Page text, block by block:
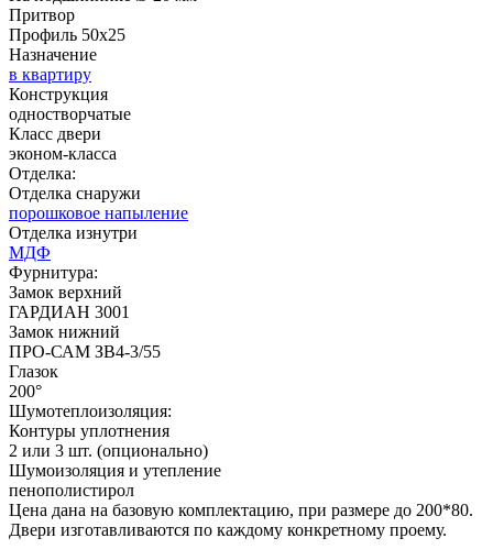
Д-36 С
Рисунок 15
C51
C53
C55 C56
Притвор
Профиль 50х25
Назначение
в квартиру
Конструкция
одностворчатые
Класс двери
эконом-класса
Отделка:
Отделка снаружи
порошковое напыление
Отделка изнутри
МДФ
Фурнитура:
Замок верхний
ГАРДИАН 3001
Замок нижний
ПРО-САМ ЗВ4-3/55
Глазок
200°
Шумотеплоизоляция:
Контуры уплотнения
2 или 3 шт. (опционально)
Шумоизоляция и утепление
пенополистирол
Цена дана на базовую комплектацию, при размере до 200*80.
Двери изготавливаются по каждому конкретному проему.